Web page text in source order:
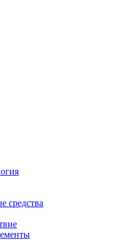
средства